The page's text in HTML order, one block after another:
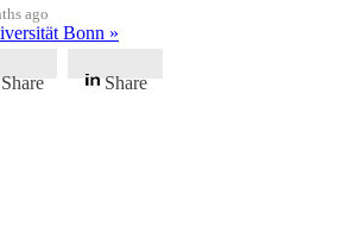
ago
Bonn »
Share Share